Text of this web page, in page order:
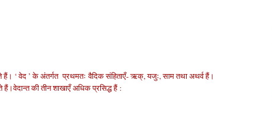
हैं। ‘ वेद ’ के अंतर्गत प्रथमतःवैदिक संहिताएँ- ऋक्, यजुः, साम तथा अथर्व हैं।
हैं।वेदान्त की तीन शाखाएँ अधिक प्रसिद्ध हैं :